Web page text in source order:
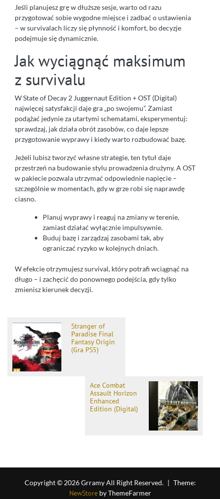
Jeśli planujesz grę w dłuższe sesje, warto od razu
przygotować sobie wygodne miejsce i zadbać o ustawienia
– w survivalach liczy się płynność i komfort, bo decyzje
podejmuje się dynamicznie.
Jak wyciągnąć maksimum
z survivalu
W State of Decay 2 Juggernaut Edition + OST (Digital)
najwięcej satysfakcji daje gra „po swojemu”. Zamiast
podążać jedynie za utartymi schematami, eksperymentuj:
sprawdzaj, jak działa obrót zasobów, co daje lepsze
przygotowanie wyprawy i kiedy warto rozbudować bazę.
Jeżeli lubisz tworzyć własne strategie, ten tytuł daje
przestrzeń na budowanie stylu prowadzenia drużyny. A OST
w pakiecie pozwala utrzymać odpowiednie napięcie –
szczególnie w momentach, gdy w grze robi się naprawdę
ciasno.
Planuj wyprawy i reaguj na zmiany w terenie,
zamiast działać wyłącznie impulsywnie.
Buduj bazę i zarządzaj zasobami tak, aby
ograniczać ryzyko w kolejnych dniach.
W efekcie otrzymujesz survival, który potrafi wciągnąć na
długo – i zachęcić do ponownego podejścia, gdy tylko
zmienisz kierunek decyzji.
Stranger of
Paradise Final
Fantasy Origin
(Gra PS5)
Ace Combat
Assault Horizon
Enhanced
Edition (Digital)
Copyright © 2026 Grramy All Right Reserved. | Theme:
NewStoreby ThemeFarmer